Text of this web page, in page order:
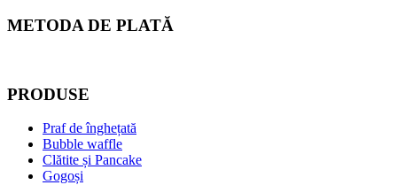
METODA DE PLATĂ
PRODUSE
Praf de înghețată
Bubble waffle
Clătite și Pancake
Gogoși